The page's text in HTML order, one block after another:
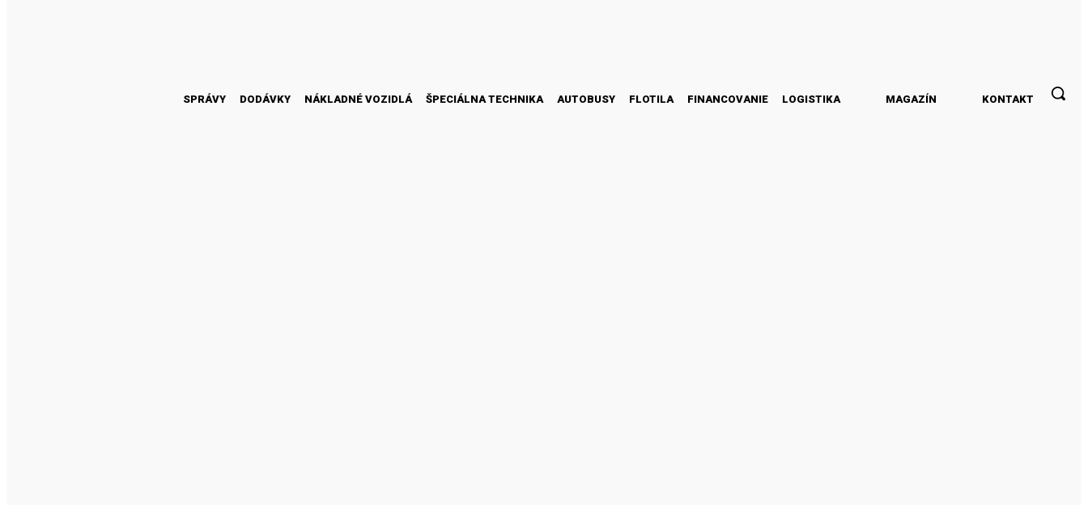
SPRÁVY DODÁVKY NÁKLADNÉ VOZIDLÁ ŠPECIÁLNA TECHNIKA AUTOBUSY FLOTILA FINANCOVANIE LOGISTIKA MAGAZÍN KONTAKT